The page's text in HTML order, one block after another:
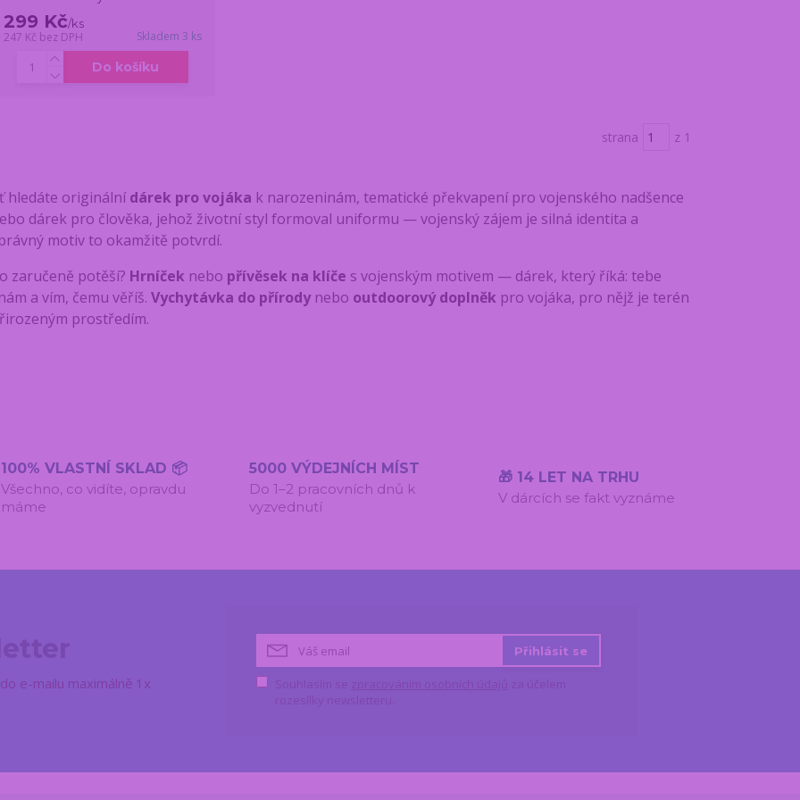
299 Kč/ks
247 Kč bez DPH Skladem 3 ks
Do košíku
strana z 1
hledáte originální dárek pro vojáka k narozeninám, tematické překvapení pro vojenského nadšence
dárek pro člověka, jehož životní styl formoval uniformu — vojenský zájem je silná identita a
motiv to okamžitě potvrdí.
zaručeně potěší? Hrníček nebo přívěsek na klíče s vojenským motivem — dárek, který říká: tebe
a vím, čemu věříš. Vychytávka do přírodynebo outdoorový doplněk pro vojáka, pro nějž je terén
prostředím.
100% VLASTNÍ SKLAD 📦
Všechno, co vidíte, opravdu
máme
5000 VÝDEJNÍCH MÍST
Do 1–2 pracovních dnů k
vyzvednutí
🎁 14 LET NA TRHU
V dárcích se fakt vyznáme
e-mailu maximálně 1x
Přihlásit se